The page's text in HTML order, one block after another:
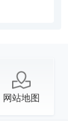
网站地图